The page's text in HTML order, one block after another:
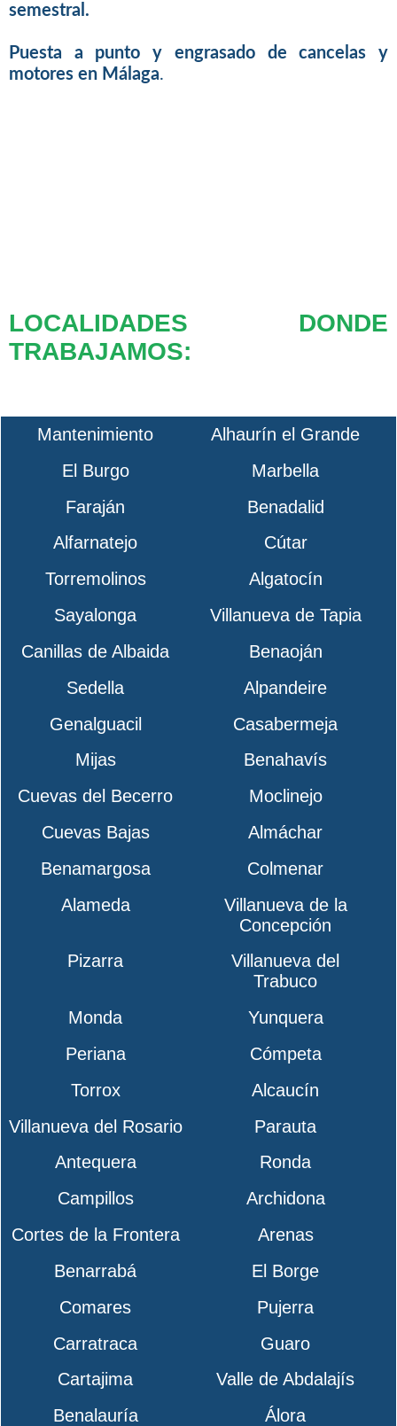
semestral.
Puesta a punto y engrasado de cancelas y
motores en Málaga.
LOCALIDADES DONDE
TRABAJAMOS:
Mantenimiento
Alhaurín el Grande
El Burgo
Marbella
Faraján
Benadalid
Alfarnatejo
Cútar
Torremolinos
Algatocín
Sayalonga
Villanueva de Tapia
Canillas de Albaida
Benaoján
Sedella
Alpandeire
Genalguacil
Casabermeja
Mijas
Benahavís
Cuevas del Becerro
Moclinejo
Cuevas Bajas
Almáchar
Benamargosa
Colmenar
Alameda
Villanueva de la
Concepción
Pizarra
Villanueva del
Trabuco
Monda
Yunquera
Periana
Cómpeta
Torrox
Alcaucín
Villanueva del Rosario
Parauta
Antequera
Ronda
Campillos
Archidona
Cortes de la Frontera
Arenas
Benarrabá
El Borge
Comares
Pujerra
Carratraca
Guaro
Cartajima
Valle de Abdalajís
Benalauría
Álora